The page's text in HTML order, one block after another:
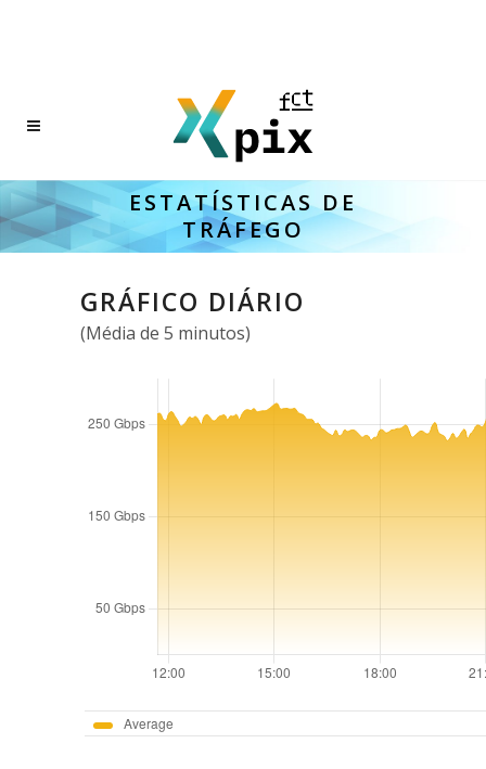
ESTATÍSTICAS DE
TRÁFEGO
GRÁFICO DIÁRIO
(Média de 5 minutos)